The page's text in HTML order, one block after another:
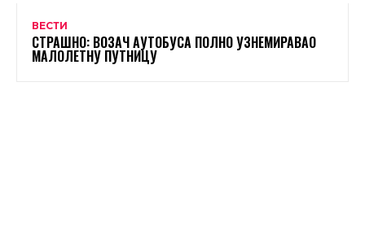
ВЕСТИ
СТРАШНО: ВОЗАЧ АУТОБУСА ПОЛНО УЗНЕМИРАВАО
МАЛОЛЕТНУ ПУТНИЦУ